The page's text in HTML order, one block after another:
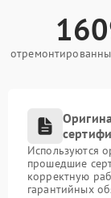
Используются
прошедшие
корректную
гарантийных